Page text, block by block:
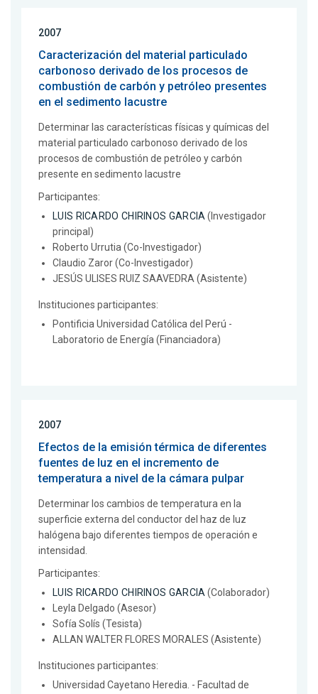
2007
Caracterización del material particulado
carbonoso derivado de los procesos de
combustión de carbón y petróleo presentes
en el sedimento lacustre
Determinar las características físicas y químicas del
material particulado carbonoso derivado de los
procesos de combustión de petróleo y carbón
presente en sedimento lacustre
Participantes:
LUIS RICARDO CHIRINOS GARCIA(Investigador
principal)
Roberto Urrutia (Co-Investigador)
Claudio Zaror (Co-Investigador)
JESÚS ULISES RUIZ SAAVEDRA (Asistente)
Instituciones participantes:
Pontificia Universidad Católica del Perú -
Laboratorio de Energía (Financiadora)
2007
Efectos de la emisión térmica de diferentes
fuentes de luz en el incremento de
temperatura a nivel de la cámara pulpar
Determinar los cambios de temperatura en la
superficie externa del conductor del haz de luz
halógena bajo diferentes tiempos de operación e
intensidad.
Participantes:
LUIS RICARDO CHIRINOS GARCIA(Colaborador)
Leyla Delgado (Asesor)
Sofía Solís (Tesista)
ALLAN WALTER FLORES MORALES (Asistente)
Instituciones participantes:
Universidad Cayetano Heredia. - Facultad de